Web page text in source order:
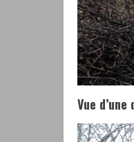
Vue